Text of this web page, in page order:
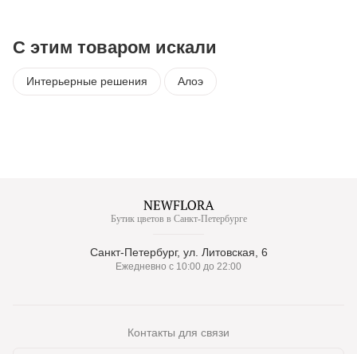
С этим товаром искали
Интерьерные решения Алоэ
Бутик цветов в Санкт-Петербурге
Санкт-Петербург, ул. Литовская, 6
Ежедневно с 10:00 до 22:00
Контакты для связи